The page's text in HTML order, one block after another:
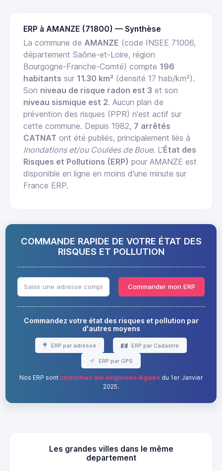
ERP à AMANZE (71800) — Synthèse
La commune de AMANZE (code INSEE 71006,
département Saône-et-Loire, région
Bourgogne-Franche-Comté) compte 196
habitants sur 11.30 km² (densité 17 hab/km²).
Son niveau de risque radon est 3 et son
niveau sismique est 2. Aucun plan de
prévention des risques (PPR) n'est actif sur
cette commune. Depuis 1982, 7 arrêtés
CATNAT ont été publiés, principalement liés à
Inondations et/ou Coulées de Boue. L'État des
Risques et Pollutions (ERP) pour AMANZE est
disponible en ligne en moins d'une minute sur
France ERP.
COMMANDE RAPIDE DE VOTRE ÉTAT DES
RISQUES ET POLLUTION
Commander mon ERP
Commandez votre état des risques et pollution par
d'autres moyens
ERP par adresse ERP par Cadastre
ERP par GPS
Nos ERP sont conformes aux exigences légalesdu 1er Janvier
2025.
Les grandes villes dans le même
departement